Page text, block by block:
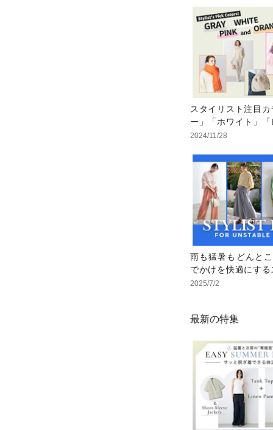
スタイリスト注目
ー」「ホワイト」
レンジ」で即オシャ
2024/11/28
雨も猛暑もどんと
でかけを快適にする
厳選アイテム
2025/7/2
最新の特集